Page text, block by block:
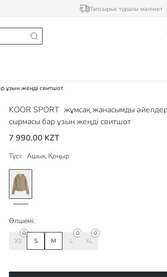
Тапсырыс туралы мәлімет
ұзын жеңді свитшот
KOOR SPORT жұмсақ жанасымды
сырмасы бар ұзын жеңді свитшот
7 990,00 KZT
Түсі: Ашық Қоңыр
Өлшемі:
XS S M L XL